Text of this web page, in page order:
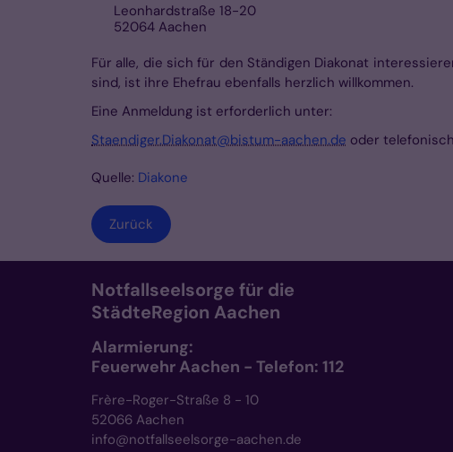
Leonhardstraße 18-20
52064 Aachen
Für alle, die sich für den Ständigen Diakonat
sind, ist ihre Ehefrau ebenfalls herzlich willkommen.
Eine Anmeldung ist erforderlich unter:
Staendiger.Diakonat@bistum-aachen.de oder
Quelle: Diakone
Zurück
Notfallseelsorge für die
StädteRegion Aachen
Alarmierung:
Feuerwehr Aachen - Telefon: 112
Frère-Roger-Straße 8 - 10
52066 Aachen
info@notfallseelsorge-aachen.de